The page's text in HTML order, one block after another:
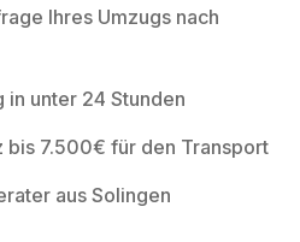
Ihres Umzugs nach
unter 24 Stunden
bis 7.500€ für den Transport
aus Solingen